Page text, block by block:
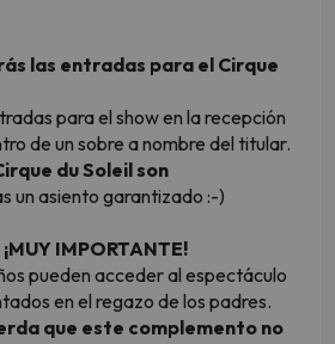
las entradas para el Cirque
para el showen la recepción
de un sobre a nombre del titular.
du Soleil son
un asiento garantizado :-)
IMPORTANTE!
pueden acceder al espectáculo
en el regazo de los padres.
que este complemento no